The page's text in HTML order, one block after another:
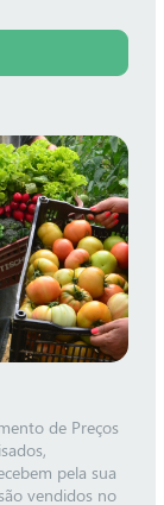
de Preços
pela sua
vendidos no